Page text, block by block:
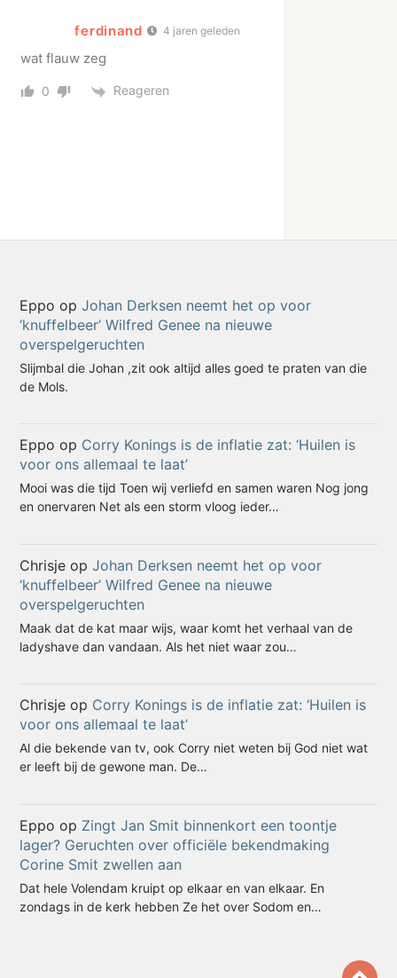
ferdinand 4 jaren geleden
wat flauw zeg
0 Reageren
Eppo opJohan Derksen neemt het op voor
‘knuffelbeer’ Wilfred Genee na nieuwe
overspelgeruchten
Slijmbal die Johan ,zit ook altijd alles goed te praten van die
de Mols.
Eppo op Corry Konings is de inflatie zat: ‘Huilen is
voor ons allemaal te laat’
Mooi was die tijd Toen wij verliefd en samen waren Nog jong
en onervaren Net als een storm vloog ieder…
Chrisje opJohan Derksen neemt het op voor
‘knuffelbeer’ Wilfred Genee na nieuwe
overspelgeruchten
Maak dat de kat maar wijs, waar komt het verhaal van de
ladyshave dan vandaan. Als het niet waar zou…
Chrisje op Corry Konings is de inflatie zat: ‘Huilen is
voor ons allemaal te laat’
Al die bekende van tv, ook Corry niet weten bij God niet wat
er leeft bij de gewone man. De…
Eppo op Zingt Jan Smit binnenkort een toontje
lager? Geruchten over officiële bekendmaking
Corine Smit zwellen aan
Dat hele Volendam kruipt op elkaar en van elkaar. En
zondags in de kerk hebben Ze het over Sodom en…